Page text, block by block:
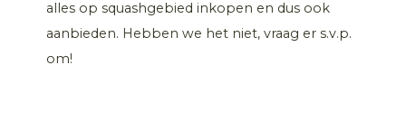
alles op squashgebied inkopen en dus ook
aanbieden. Hebben we het niet, vraag er s.v.p.
om!